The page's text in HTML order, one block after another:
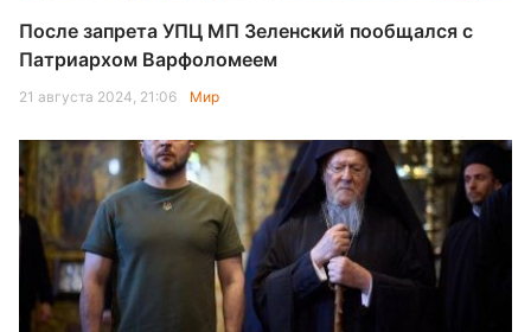
После запрета УПЦ МП Зеленский пообщался с
Патриархом Варфоломеем
21 августа 2024, 21:06 Мир